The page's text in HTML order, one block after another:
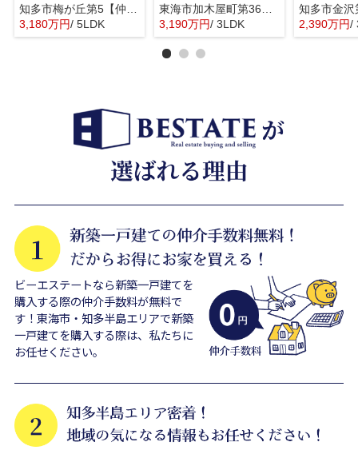
3,180万円/ 5LDK
3,190万円/ 3LDK 2,390万円/
ビーエステートなら新築一戸建てを
購入する際の仲介手数料が無料で
す！東海市・知多半島エリアで新築
一戸建てを購入する際は、私たちに
お任せください。